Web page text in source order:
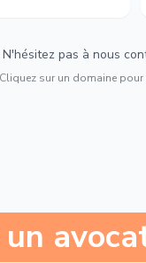
pas à nous
Cliquez sur un domaine
un